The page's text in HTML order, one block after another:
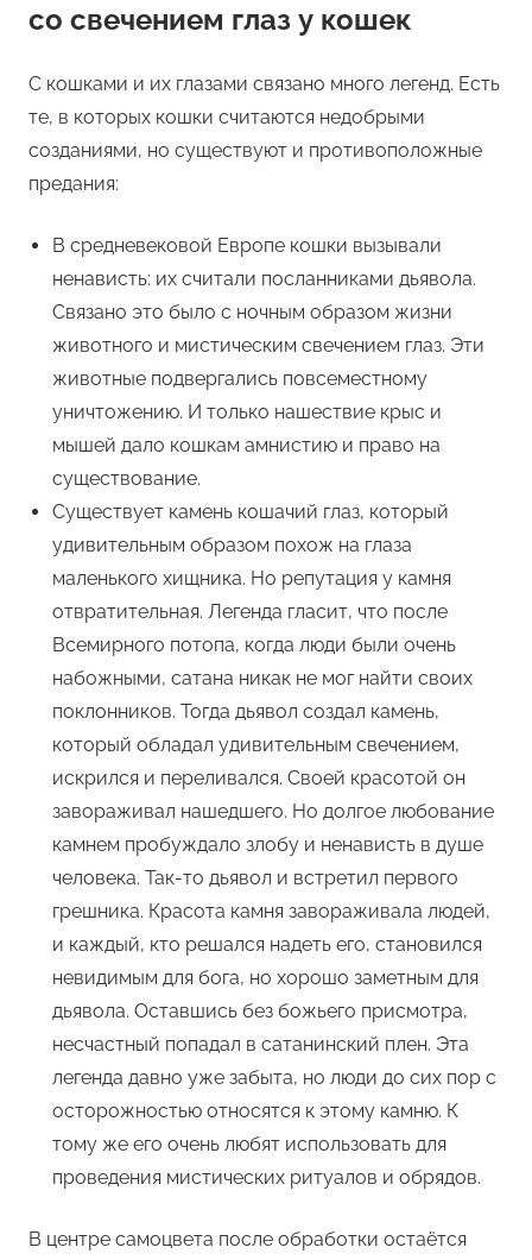
со свечением глаз у кошек
С кошками и их глазами связано много легенд. Есть
те, в которых кошки считаются недобрыми
созданиями, но существуют и противоположные
предания:
В средневековой Европе кошки вызывали
ненависть: их считали посланниками дьявола.
Связано это было с ночным образом жизни
животного и мистическим свечением глаз. Эти
животные подвергались повсеместному
уничтожению. И только нашествие крыс и
мышей дало кошкам амнистию и право на
существование.
Существует камень кошачий глаз, который
удивительным образом похож на глаза
маленького хищника. Но репутация у камня
отвратительная. Легенда гласит, что после
Всемирного потопа, когда люди были очень
набожными, сатана никак не мог найти своих
поклонников. Тогда дьявол создал камень,
который обладал удивительным свечением,
искрился и переливался. Своей красотой он
завораживал нашедшего. Но долгое любование
камнем пробуждало злобу и ненависть в душе
человека. Так-то дьявол и встретил первого
грешника. Красота камня завораживала людей,
и каждый, кто решался надеть его, становился
невидимым для бога, но хорошо заметным для
дьявола. Оставшись без божьего присмотра,
несчастный попадал в сатанинский плен. Эта
легенда давно уже забыта, но люди до сих пор с
осторожностью относятся к этому камню. К
тому же его очень любят использовать для
проведения мистических ритуалов и обрядов.
В центре самоцвета после обработки остаётся